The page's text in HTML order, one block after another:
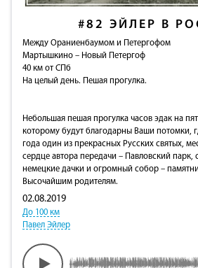
#82 ЭЙЛЕР В
Между Ораниенбаумом и Петергофом
Мартышкино – Новый Петергоф
40 км от СПб
На целый день. Пешая прогулка.
Небольшая пешая прогулка часов эдак на
которому будут благодарны Ваши потомки,
года один из прекрасных Русских святых,
сердце автора передачи – Павловский парк,
немецкие дачки и огромный собор –
Высочайшим родителям.
02.08.2019
До 100 км
Павел Эйлер